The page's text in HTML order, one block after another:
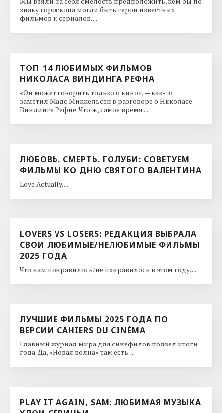
знаку гороскопа могли быть герои известных
фильмов и сериалов. ...
ТОП-14 ЛЮБИМЫХ ФИЛЬМОВ
НИКОЛАСА ВИНДИНГА РЕФНА
«Он может говорить только о кино», — как-то
заметил Мадс Миккельсен в разговоре о Николасе
Виндинге Рефне. Что ж, самое время ...
ЛЮБОВЬ. СМЕРТЬ. ГОЛУБИ: СОВЕТУЕМ
ФИЛЬМЫ КО ДНЮ CВЯТОГО ВАЛЕНТИНА
Love Actually. ...
LOVERS VS LOSERS: РЕДАКЦИЯ ВЫБРАЛА
СВОИ ЛЮБИМЫЕ/НЕЛЮБИМЫЕ ФИЛЬМЫ
2025 ГОДА
Что нам понравилось/не понравилось в этом году. ...
ЛУЧШИЕ ФИЛЬМЫ 2025 ГОДА ПО
ВЕРСИИ CAHIERS DU CINÉMA
Главный журнал мира для синефилов подвел итоги
года. Да, «Новая волна» там есть. ...
PLAY IT AGAIN, SAM: ЛЮБИМАЯ МУЗЫКА